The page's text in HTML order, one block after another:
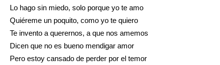
Lo hago sin miedo, solo porque yo te amo
Quiéreme un poquito, como yo te quiero
Te invento a querernos, a que nos amemos
Dicen que no es bueno mendigar amor
Pero estoy cansado de perder por el temor